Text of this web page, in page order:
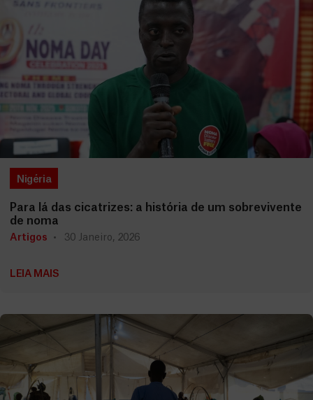
Nigéria
Para lá das cicatrizes: a história de um sobrevivente
de noma
Artigos 30 Janeiro, 2026
LEIA MAIS